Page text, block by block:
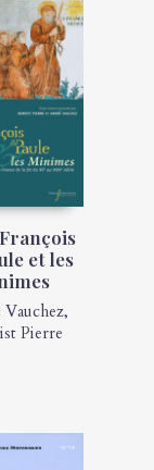
et les
,
Pierre